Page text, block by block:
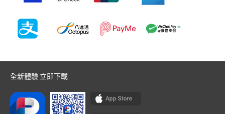
全新體驗 立即下載